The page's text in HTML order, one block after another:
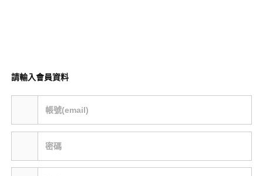
請輸入會員資料
帳號(email)
密碼